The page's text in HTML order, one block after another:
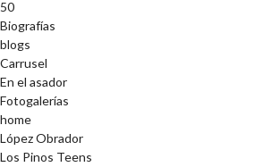
50
Biografías
blogs
Carrusel
En el asador
Fotogalerías
home
López Obrador
Los Pinos Teens